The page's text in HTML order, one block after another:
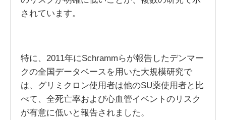
されています。
特に、2011年にSchrammらが報告したデンマー
クの全国データベースを用いた大規模研究で
は、グリミクロン使用者は他のSU薬使用者と比
べて、全死亡率および心血管イベントのリスク
が有意に低いと報告されました。